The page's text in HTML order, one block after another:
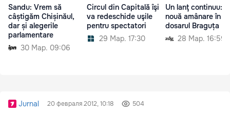
Sandu: Vrem să
câștigăm Chișinăul,
dar și alegerile
parlamentare
30 Мар. 09:06
Circul din Capitală îşi
va redeschide uşile
pentru spectatori
29 Мар. 17:30
Un lanţ continuu: O
nouă amânare în
dosarul Braguța
28 Мар. 16:59
Jurnal 20 февраля 2012, 10:18 504